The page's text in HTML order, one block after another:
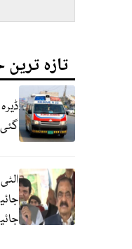
تازہ
گئی ، 2 جاں بحق ، 3